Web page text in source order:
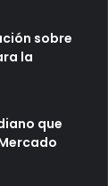
sobre
la
que